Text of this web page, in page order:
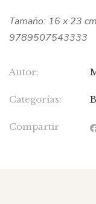
Tamaño: 16 x 23
9789507543333
Autor:
Categorías:
Compartir